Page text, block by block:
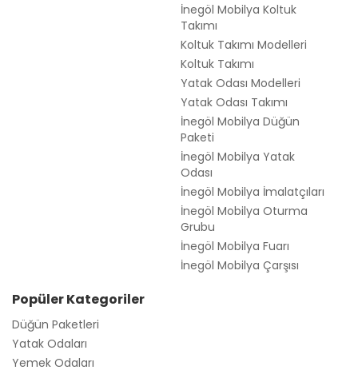
İnegöl Mobilya Koltuk
Takımı
Koltuk Takımı Modelleri
Koltuk Takımı
Yatak Odası Modelleri
Yatak Odası Takımı
İnegöl Mobilya Düğün
Paketi
İnegöl Mobilya Yatak
Odası
İnegöl Mobilya İmalatçıları
İnegöl Mobilya Oturma
Grubu
İnegöl Mobilya Fuarı
İnegöl Mobilya Çarşısı
Popüler Kategoriler
Düğün Paketleri
Yatak Odaları
Yemek Odaları